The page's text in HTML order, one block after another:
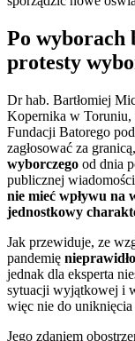
Po wyborach
protesty
Dr hab. Bartłomiej
Kopernika w Toruniu,
Fundacji Batorego
zagłosować za granicą,
wyborczego od dnia
publicznej
nie mieć wpływu na
jednostkowy
Jak przewiduje, ze
pandemię
jednak dla eksperta
sytuacji wyjątkowej i
więc nie do
Jego zdaniem